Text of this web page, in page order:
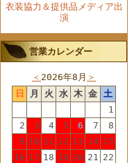
衣装協力＆提供品メディア出
演
営業カレンダー
＜ 2026年8月 ＞
日
月 火 水 木 金 土
1
2
3 4 5 6 7
8
9 10 11 12 13 14 15
16 17 18 19 20 21 22